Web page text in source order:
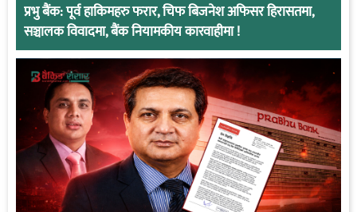
प्रभु बैंक: पूर्व हाकिमहरु फरार, चिफ बिजनेश अफिसर हिरासतमा,
सञ्चालक विवादमा, बैंक नियामकीय कारवाहीमा !